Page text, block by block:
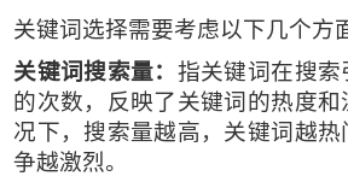
关键词选择需要考虑以下几个方
关键词搜索量： 指关键词在搜
的次数，反映了关键词的热度
况下，搜索量越高，关键词越
争越激烈。